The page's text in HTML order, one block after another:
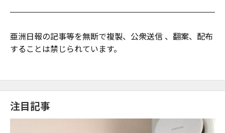
亜洲日報の記事等を無断で複製、公衆送信 、翻案、配布
することは禁じられています。
注目記事